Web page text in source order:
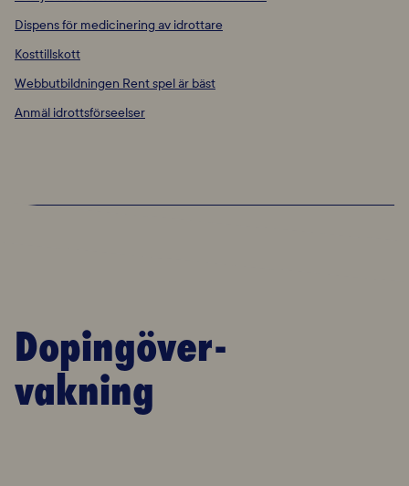
Dispens för medicinering av idrottare
Kosttillskott
Webbutbildningen Rent spel är bäst
Anmäl idrottsförseelser
Dopingöver-
vakning